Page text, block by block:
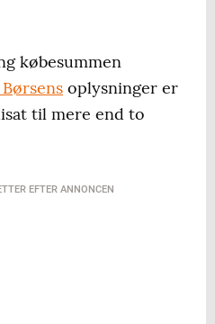
købesummen
oplysninger er
til mere end to
EFTER ANNONCEN